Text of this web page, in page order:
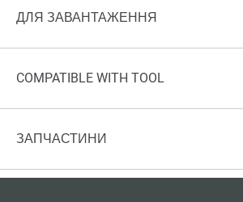
ДЛЯ ЗАВАНТАЖЕННЯ
COMPATIBLE WITH TOOL
ЗАПЧАСТИНИ